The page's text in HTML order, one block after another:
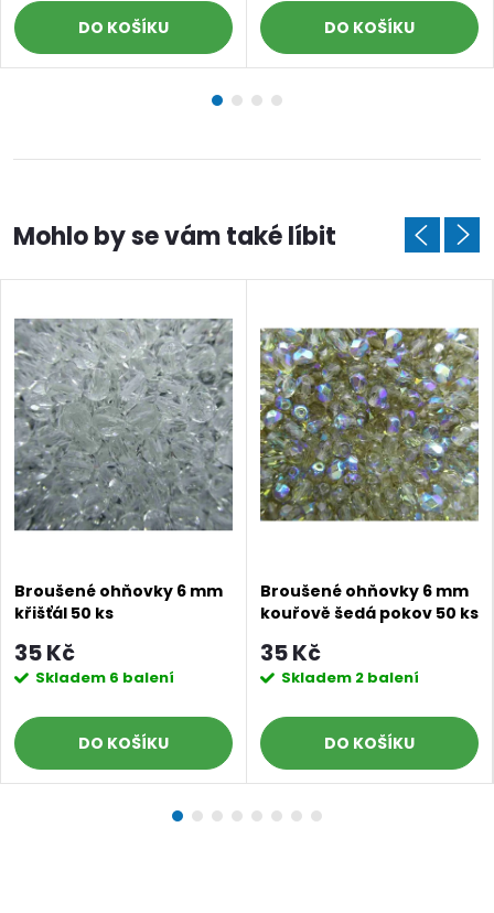
DO KOŠÍKU DO KOŠÍKU
Broušené ohňovky 6 mm
křišťál 50 ks
35 Kč
Skladem 6 balení
DO KOŠÍKU
Broušené ohňovky 6 mm
kouřově šedá pokov 50 ks
35 Kč
Skladem 2 balení
DO KOŠÍKU
Doprava a platby Prodejna